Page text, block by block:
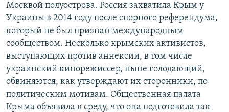
Москвой полуострова. Россия захватила Крым у
Украины в 2014 году после спорного референдума,
который не был признан международным
сообществом. Несколько крымских активистов,
выступающих против аннексии, в том числе
украинский кинорежиссер, ныне голодающий,
обвиняются, как утверждают их сторонники, по
политическим мотивам. Общественная палата
Крыма объявила в среду, что она подготовила так